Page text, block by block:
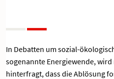
In Debatten um sozial-
sogenannte Energiewende,
hinterfragt, dass die Ablösung